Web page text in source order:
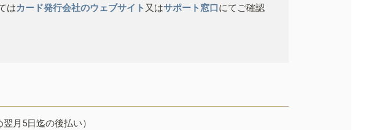
はカード発行会社のウェブサイト 又はサポート窓口にてご確認
月5日迄の後払い）